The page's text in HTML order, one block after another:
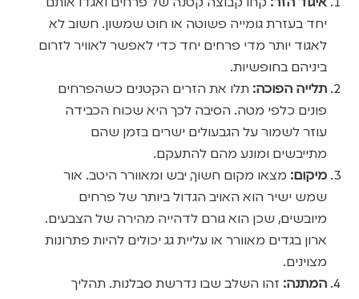
איגוד הזר: קחו קבוצה קטנה של פרחים ואגדו אותם
יחד בעזרת גומייה פשוטה או חוט שמשון. חשוב לא
לאגוד יותר מדי פרחים יחד כדי לאפשר לאוויר לזרום
ביניהם בחופשיות.
תלייה הפוכה: תלו את הזרים הקטנים כשהפרחים
פונים כלפי מטה. הסיבה לכך היא שכוח הכבידה
עוזר לשמור על הגבעולים ישרים בזמן שהם
מתייבשים ומונע מהם להתעקם.
מיקום: מצאו מקום חשוך, יבש ומאוורר היטב. אור
שמש ישיר הוא האויב הגדול ביותר של פרחים
מיובשים, שכן הוא גורם לדהייה מהירה של הצבעים.
ארון בגדים מאוורר או עליית גג יכולים להיות פתרונות
מצוינים.
המתנה: זהו השלב שבו נדרשת סבלנות. תהליך